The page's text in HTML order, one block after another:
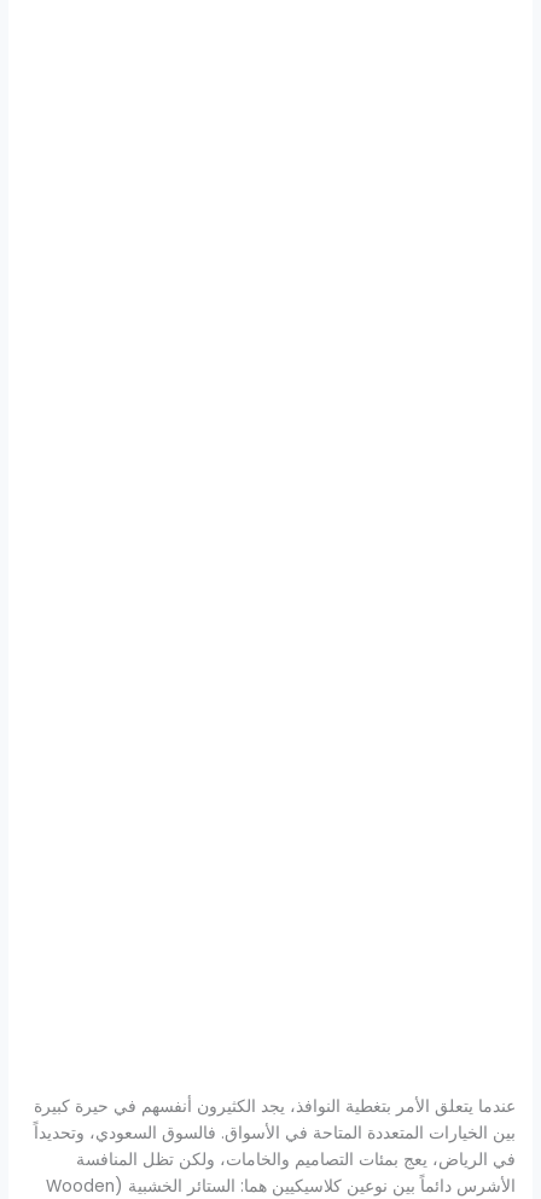
عندما يتعلق الأمر بتغطية النوافذ، يجد الكثيرون أنفسهم في حيرة كبيرة
بين الخيارات المتعددة المتاحة في الأسواق. فالسوق السعودي، وتحديداً
في الرياض، يعج بمئات التصاميم والخامات، ولكن تظل المنافسة
الأشرس دائماً بين نوعين كلاسيكيين هما: الستائر الخشبية (Wooden